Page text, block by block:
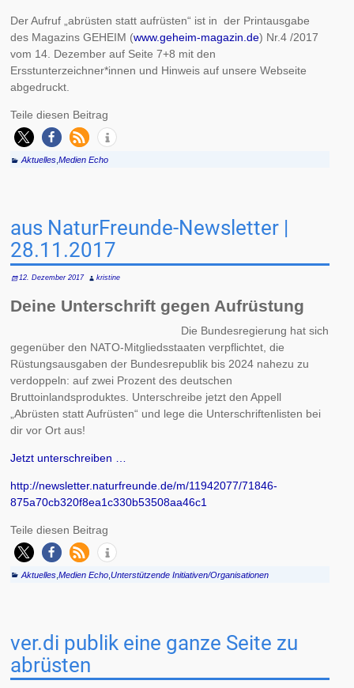
Der Aufruf „abrüsten statt aufrüsten“ ist in der Printausgabe
des Magazins GEHEIM (www.geheim-magazin.de) Nr.4 /2017
vom 14. Dezember auf Seite 7+8 mit den
Ersstunterzeichner*innen und Hinweis auf unsere Webseite
abgedruckt.
Teile diesen Beitrag
Aktuelles, Medien Echo
aus NaturFreunde-Newsletter |
28.11.2017
12. Dezember 2017 kristine
Deine Unterschrift gegen Aufrüstung
Die Bundesregierung hat sich
gegenüber den NATO-Mitgliedsstaaten verpflichtet, die
Rüstungsausgaben der Bundesrepublik bis 2024 nahezu zu
verdoppeln: auf zwei Prozent des deutschen
Bruttoinlandsproduktes. Unterschreibe jetzt den Appell
„Abrüsten statt Aufrüsten“ und lege die Unterschriftenlisten bei
dir vor Ort aus!
Jetzt unterschreiben …
http://newsletter.naturfreunde.de/m/11942077/71846-
875a70cb320f8ea1c330b53508aa46c1
Teile diesen Beitrag
Aktuelles, Medien Echo, Unterstützende Initiativen/Organisationen
ver.di publik eine ganze Seite zu
abrüsten